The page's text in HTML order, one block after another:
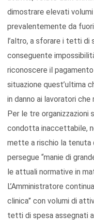
dimostrare elevati
prevalentemente da
l’altro, a sforare i tetti di
conseguente
riconoscere il
situazione quest’ultima
in danno ai lavoratori
Per le tre organizzazioni
condotta inaccettabile,
mette a rischio la tenuta
persegue “manie di
le attuali normative in
L’Amministratore
clinica” con volumi di
tetti di spesa assegnati